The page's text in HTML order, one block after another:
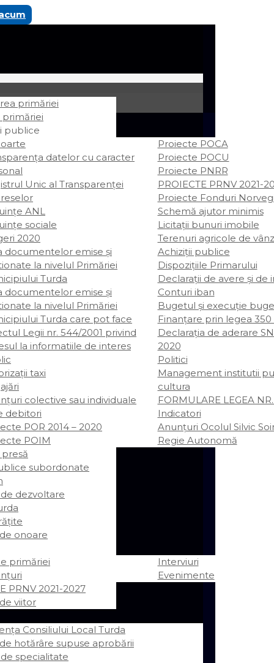
primăriei
publice
datelor cu caracter
Unic al Transparenței
ANL
sociale
2020
documentelor emise și
la nivelul Primăriei
Turda
documentelor emise și
la nivelul Primăriei
Turda care pot face
Legii nr. 544/2001 privind
la informatiile de interes
taxi
colective sau individuale
debitori
POR 2014 – 2020
POIM
Proiecte POCA
Proiecte POCU
Proiecte PNRR
PROIECTE PRNV 2021-
Proiecte Fonduri
Schemă ajutor minimis
Licitații bunuri imobile
Terenuri agricole de
Achiziții publice
Dispozițiile Primarului
Declarații de avere şi de
Conturi iban
Bugetul şi execuţie
Finanțare prin legea 350
Declarația de aderare
2020
Politici
Management institutii
cultura
FORMULARE LEGEA
Indicatori
Anunțuri Ocolul Silvic
Regie Autonomă
subordonate
dezvoltare
onoare
primăriei
Interviuri
Evenimente
PRNV 2021-2027
viitor
Consiliului Local Turda
hotărâre supuse aprobării
specialitate